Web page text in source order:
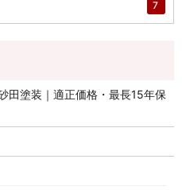
7
田塗装｜適正価格・最長15年保